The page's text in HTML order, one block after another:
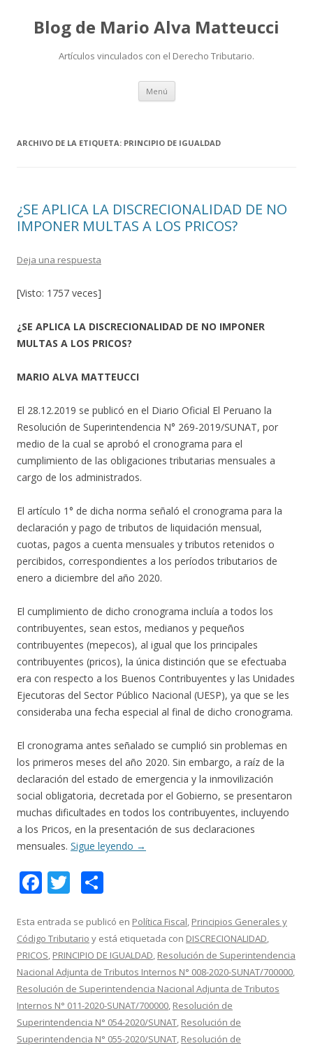
Blog de Mario Alva Matteucci
Artículos vinculados con el Derecho Tributario.
Menú Ir
contenido
ARCHIVO DE LA ETIQUETA: PRINCIPIO DE IGUALDAD
¿SE APLICA LA DISCRECIONALIDAD DE NO
IMPONER MULTAS A LOS PRICOS?
Deja una respuesta
[Visto: 1757 veces]
¿SE APLICA LA DISCRECIONALIDAD DE NO IMPONER
MULTAS A LOS PRICOS?
MARIO ALVA MATTEUCCI
El 28.12.2019 se publicó en el Diario Oficial El Peruano la
Resolución de Superintendencia N° 269-2019/SUNAT, por
medio de la cual se aprobó el cronograma para el
cumplimiento de las obligaciones tributarias mensuales a
cargo de los administrados.
El artículo 1° de dicha norma señaló el cronograma para la
declaración y pago de tributos de liquidación mensual,
cuotas, pagos a cuenta mensuales y tributos retenidos o
percibidos, correspondientes a los períodos tributarios de
enero a diciembre del año 2020.
El cumplimiento de dicho cronograma incluía a todos los
contribuyentes, sean estos, medianos y pequeños
contribuyentes (mepecos), al igual que los principales
contribuyentes (pricos), la única distinción que se efectuaba
era con respecto a los Buenos Contribuyentes y las Unidades
Ejecutoras del Sector Público Nacional (UESP), ya que se les
consideraba una fecha especial al final de dicho cronograma.
El cronograma antes señalado se cumplió sin problemas en
los primeros meses del año 2020. Sin embargo, a raíz de la
declaración del estado de emergencia y la inmovilización
social obligatoria, decretada por el Gobierno, se presentaron
muchas dificultades en todos los contribuyentes, incluyendo
a los Pricos, en la presentación de sus declaraciones
mensuales. Sigue leyendo →
F
e
b
o
o
k
T
itt
er
m
p
ar
ti
r
Esta entrada se publicó en Política Fiscal, Principios Generales y
Código Tributario y está etiquetada con DISCRECIONALIDAD,
PRICOS, PRINCIPIO DE IGUALDAD, Resolución de Superintendencia
Nacional Adjunta de Tributos Internos N° 008-2020-SUNAT/700000,
Resolución de Superintendencia Nacional Adjunta de Tributos
Internos N° 011-2020-SUNAT/700000, Resolución de
Superintendencia N° 054-2020/SUNAT, Resolución de
Superintendencia N° 055-2020/SUNAT, Resolución de